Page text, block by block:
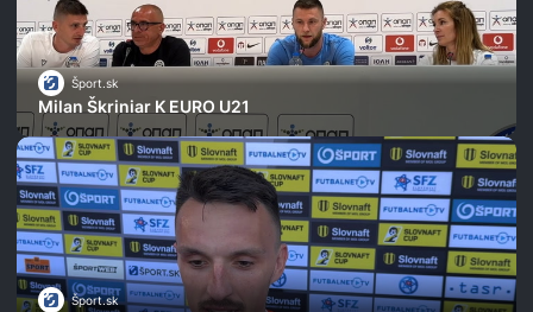
Šport.sk
Milan Škriniar K EURO U21
Šport.sk